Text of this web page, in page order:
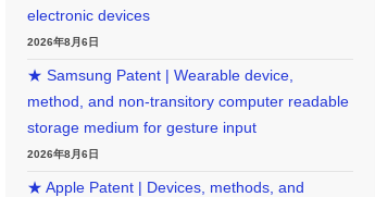
electronic devices
2026年8月6日
★ Samsung Patent | Wearable device,
method, and non-transitory computer readable
storage medium for gesture input
2026年8月6日
★ Apple Patent | Devices, methods, and